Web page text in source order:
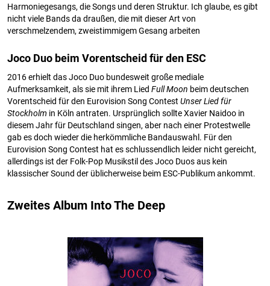
Harmoniegesangs, die Songs und deren Struktur. Ich glaube, es gibt
nicht viele Bands da draußen, die mit dieser Art von
verschmelzendem, zweistimmigem Gesang arbeiten
Joco Duo beim Vorentscheid für den ESC
2016 erhielt das Joco Duo bundesweit große mediale
Aufmerksamkeit, als sie mit ihrem Lied Full Moon beim deutschen
Vorentscheid für den Eurovision Song Contest Unser Lied für
Stockholm in Köln antraten. Ursprünglich sollte Xavier Naidoo in
diesem Jahr für Deutschland singen, aber nach einer Protestwelle
gab es doch wieder die herkömmliche Bandauswahl. Für den
Eurovision Song Contest hat es schlussendlich leider nicht gereicht,
allerdings ist der Folk-Pop Musikstil des Joco Duos aus kein
klassischer Sound der üblicherweise beim ESC-Publikum ankommt.
Zweites Album Into The Deep